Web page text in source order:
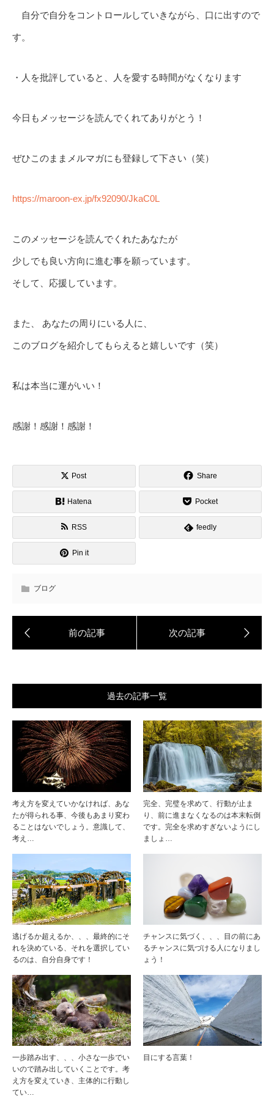
自分で自分をコントロールしていきながら、口に出すので
す。
・人を批評していると、人を愛する時間がなくなります
今日もメッセージを読んでくれてありがとう！
ぜひこのままメルマガにも登録して下さい（笑）
https://maroon-ex.jp/fx92090/JkaC0L
このメッセージを読んでくれたあなたが
少しでも良い方向に進む事を願っています。
そして、応援しています。
また、 あなたの周りにいる人に、
このブログを紹介してもらえると嬉しいです（笑）
私は本当に運がいい！
感謝！感謝！感謝！
Post Share
Hatena Pocket
RSS feedly
Pin it
ブログ
過去の記事一覧
考え方を変えていかなければ、あな
たが得られる事、今後もあまり変わ
ることはないでしょう。意識して、
考え…
完全、完璧を求めて、行動が止ま
り、前に進まなくなるのは本末転倒
です。完全を求めすぎないようにし
ましょ…
逃げるか超えるか、、、最終的にそ
れを決めている、それを選択してい
るのは、自分自身です！
チャンスに気づく、、、目の前にあ
るチャンスに気づける人になりまし
ょう！
一歩踏み出す、、、小さな一歩でい
いので踏み出していくことです。考
え方を変えていき、主体的に行動し
てい…
目にする言葉！